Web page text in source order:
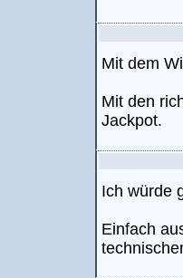
Mit dem
Mit den
Jackpot.
Ich würde
Einfach